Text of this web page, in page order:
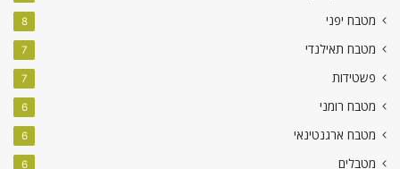
מטבח יפני 8
מטבח תאילנדי 7
פשטידות 7
מטבח רומני 6
מטבח ארגנטינאי 6
מטבלים 6